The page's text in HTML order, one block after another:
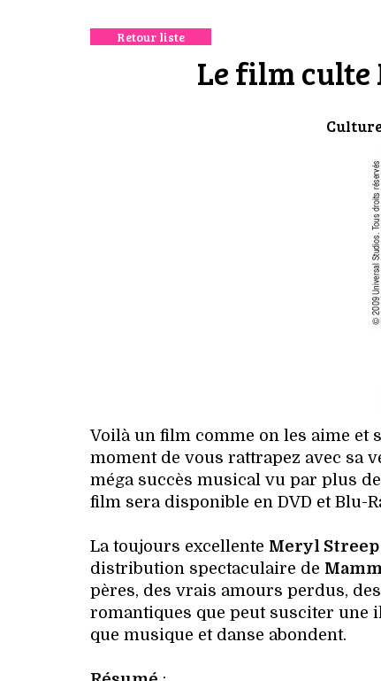
Retour liste
Le film culte
Voilà un film comme on les aime et
moment de vous rattrapez avec sa
méga succès musical vu par plus
film sera disponible en DVD et Blu-
La toujours excellente Meryl Streep
distribution spectaculaire de
pères, des vrais amours perdus,
romantiques que peut susciter une
que musique et danse abondent.